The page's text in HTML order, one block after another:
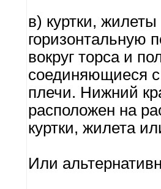
в) куртки,
горизонтальную
вокруг торса и
соединяющиеся с
плечи. Нижний
расположен на
куртки, жилета
Или